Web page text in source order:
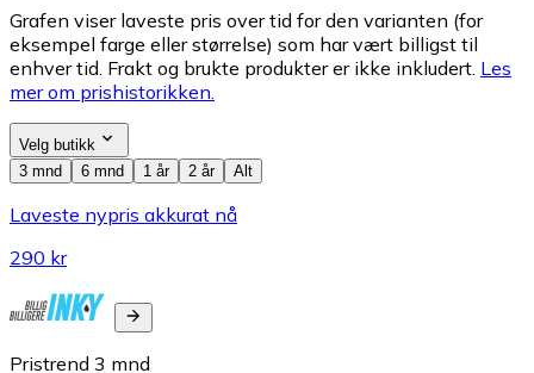
Grafen viser laveste pris over tid for den varianten (for
eksempel farge eller størrelse) som har vært billigst til
enhver tid. Frakt og brukte produkter er ikke inkludert. Les
mer om prishistorikken.
Velg butikk
3 mnd
6 mnd 1 år 2 år Alt
Laveste nypris akkurat nå
290 kr
Pristrend 3 mnd